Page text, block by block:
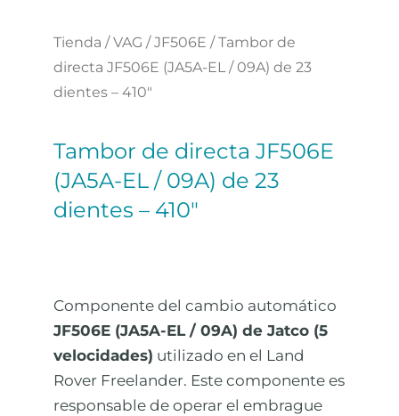
Tienda /VAG /JF506E / Tambor de
directa JF506E (JA5A-EL / 09A) de 23
dientes – 410″
Tambor de directa JF506E
(JA5A-EL / 09A) de 23
dientes – 410″
Componente del cambio automático
JF506E (JA5A-EL / 09A) de Jatco (5
velocidades) utilizado en el Land
Rover Freelander. Este componente es
responsable de operar el embrague